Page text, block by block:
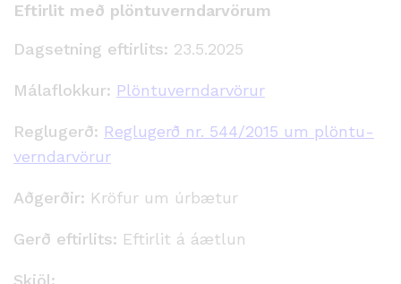
Eftirlit með plöntuverndarvörum
Dagsetning eftirlits: 23.5.2025
Málaflokkur: Plöntuverndarvörur
Reglugerð: Reglugerð nr. 544/2015 um plöntu­
verndar­vörur
Aðgerðir: Kröfur um úrbætur
Gerð eftirlits: Eftirlit á áætlun
Skjöl: